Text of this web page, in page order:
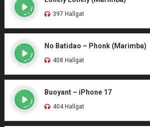
397 Hallgat
No Batidao – Phonk (Marimba)
408 Hallgat
Buoyant – iPhone 17
404 Hallgat